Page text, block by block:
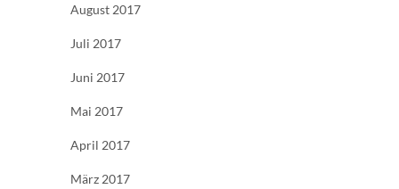
August 2017
Juli 2017
Juni 2017
Mai 2017
April 2017
März 2017